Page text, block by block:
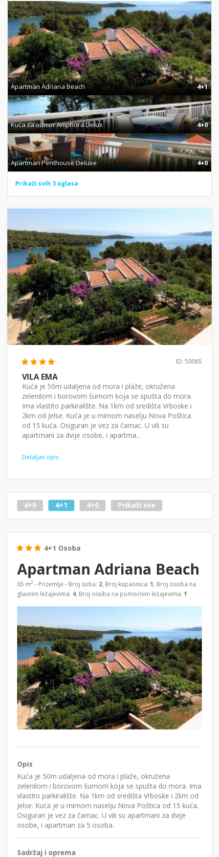
Apartman Adriana Beach 4+1
Kuća za odmor Amphora Delux 4+0
Apartman Penthouse Deluxe 4+0
Prikaži svih 3 oglasa
ID: 50065
VILA EMA
Kuća je 50m udaljena od mora i plaže, okružena
zelenilom i borovom šumom koja se spušta do mora.
Ima vlastito parkiralište. Na 1km od središta Vrboske i
2km od Jelse. Kuća je u mirnom naselju Nova Poštica
od 15 kuća. Osiguran je vez za čamac. U vili su
apartmani za dvije osobe, i apartma...
Detaljan opis
4+0 4+1 4+0 Prikaži sve
4+1 Osoba
Apartman Adriana Beach
65 m2 - Prizemlje - Broj soba: 2, Broj kupaonica: 1, Broj osoba na
glavnim ležajevima: 4, Broj osoba na pomoćnim ležajevima: 1
Opis
Kuća je 50m udaljena od mora i plaže, okružena
zelenilom i borovom šumom koja se spušta do mora. Ima
vlastito parkiralište. Na 1km od središta Vrboske i 2km od
Jelse. Kuća je u mirnom naselju Nova Poštica od 15 kuća.
Osiguran je vez za čamac. U vili su apartmani za dvije
osobe, i apartman za 5 osoba.
Sadržaj i oprema